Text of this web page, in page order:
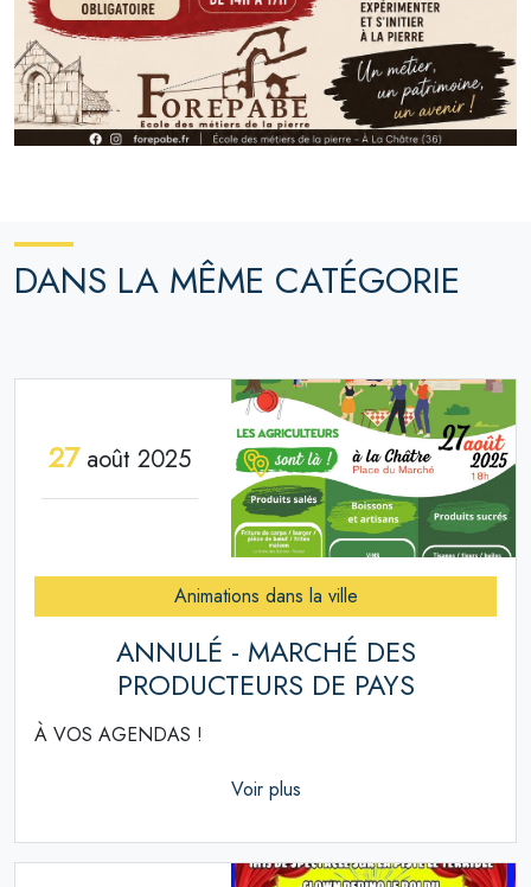
DANS LA MÊME CATÉGORIE
27août 2025
Animations dans la ville
ANNULÉ - MARCHÉ DES
PRODUCTEURS DE PAYS
À VOS AGENDAS !
Voir plus